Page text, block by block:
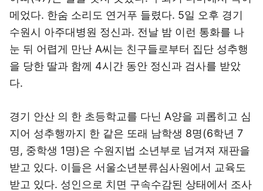
메었다. 한숨 소리도 연거푸 들렸다. 5일 오후 경기
수원시 아주대병원 정신과. 전날 밤 이런 통화를 나
눈 뒤 어렵게 만난 A씨는 친구들로부터 집단 성추행
을 당한 딸과 함께 4시간 동안 정신과 검사를 받았
다.
경기 안산 의 한 초등학교를 다닌 A양을 괴롭히고 심
지어 성추행까지 한 같은 또래 남학생 8명(6학년 7
명, 중학생 1명)은 수원지법 소년부로 넘겨져 재판을
받고 있다. 이들은 서울소년분류심사원에서 교육도
받고 있다. 성인으로 치면 구속수감된 상태에서 조사